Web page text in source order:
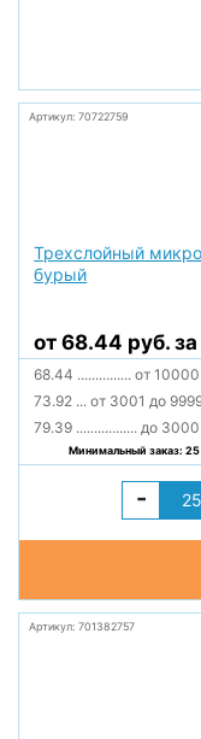
Артикул: 70722759
Трехслойный
бурый
от 68.44 руб.
68.44 ............... от
73.92 ... от 3001 до
79.39 ................. до
Минимальный заказ: 25
-
Артикул: 701382757